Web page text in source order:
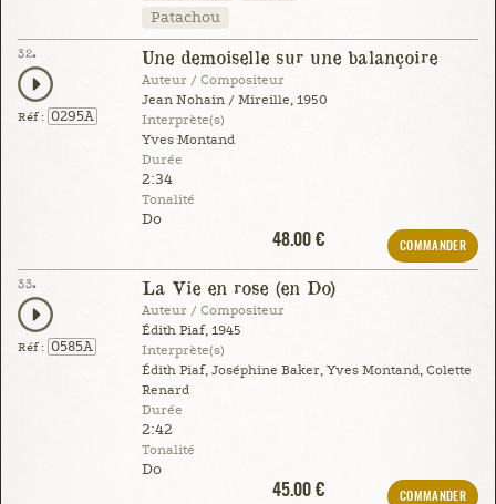
Patachou
32.
Réf : 0295A
Une demoiselle sur une balançoire
Auteur / Compositeur
Jean Nohain / Mireille, 1950
Interprète(s)
Yves Montand
Durée
2:34
Tonalité
Do
48.00 €
COMMANDER
33.
Réf : 0585A
La Vie en rose (en Do)
Auteur / Compositeur
Édith Piaf, 1945
Interprète(s)
Édith Piaf, Joséphine Baker, Yves Montand, Colette
Renard
Durée
2:42
Tonalité
Do
45.00 €
COMMANDER